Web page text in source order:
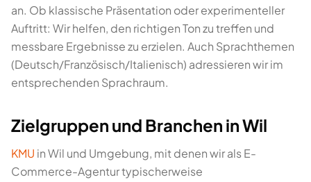
an. Ob klassische Präsentation oder experimenteller
Auftritt: Wir helfen, den richtigen Ton zu treffen und
messbare Ergebnisse zu erzielen. Auch Sprachthemen
(Deutsch/Französisch/Italienisch) adressieren wir im
entsprechenden Sprachraum.
Zielgruppen und Branchen in Wil
KMU in Wil und Umgebung, mit denen wir als E-
Commerce-Agentur typischerweise